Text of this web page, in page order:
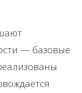
— базовые